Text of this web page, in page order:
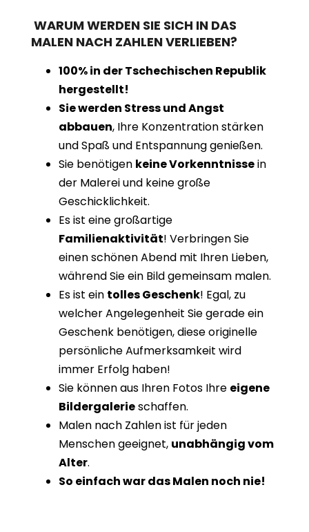
WARUM WERDEN SIE SICH IN DAS
MALEN NACH ZAHLEN VERLIEBEN?
100% in der Tschechischen Republik
hergestellt!
Sie werden Stress und Angst
abbauen, Ihre Konzentration stärken
und Spaß und Entspannung genießen.
Sie benötigen keine Vorkenntnissein
der Malerei und keine große
Geschicklichkeit.
Es ist eine großartige
Familienaktivität! Verbringen Sie
einen schönen Abend mit Ihren Lieben,
während Sie ein Bild gemeinsam malen.
Es ist ein tolles Geschenk! Egal, zu
welcher Angelegenheit Sie gerade ein
Geschenk benötigen, diese originelle
persönliche Aufmerksamkeit wird
immer Erfolg haben!
Sie können aus Ihren Fotos Ihre eigene
Bildergalerieschaffen.
Malen nach Zahlen ist für jeden
Menschen geeignet, unabhängig vom
Alter.
So einfach war das Malen noch nie!